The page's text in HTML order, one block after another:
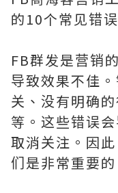
的10个常见错
FB群发是营销
导致效果不佳
关、没有明确
等。这些错误
取消关注。因
们是非常重要的